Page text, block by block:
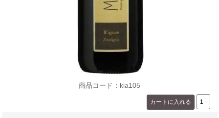
商品コード：kia105